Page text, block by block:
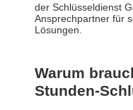
der Schlüsseldienst
Ansprechpartner für
Lösungen.
Warum
Stunden-